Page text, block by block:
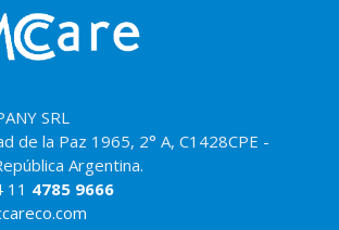
SRL
de la Paz 1965, 2° A, C1428CPE -
Argentina.
11 4785 9666